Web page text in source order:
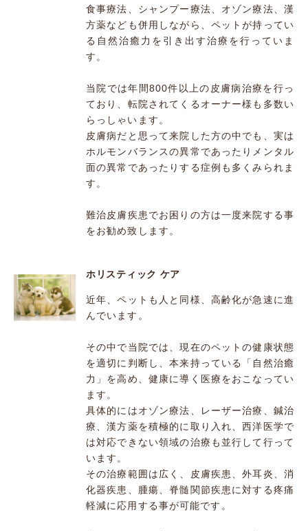
食事療法、シャンプー療法、オゾン療法、漢
方薬なども併用しながら、ペットが持ってい
る自然治癒力を引き出す治療を行っていま
す。
当院では年間800件以上の皮膚病治療を行っ
ており、転院されてくるオーナー様も多数い
らっしゃいます。
皮膚病だと思って来院した方の中でも、実は
ホルモンバランスの異常であったりメンタル
面の異常であったりする症例も多くみられま
す。
難治皮膚疾患でお困りの方は一度来院する事
をお勧め致します。
ホリスティック ケア
近年、ペットも人と同様、高齢化が急速に進
んでいます。
その中で当院では、現在のペットの健康状態
を適切に判断し、本来持っている「自然治癒
力」を高め、健康に導く医療をおこなってい
ます。
具体的にはオゾン療法、レーザー治療、鍼治
療、漢方薬を積極的に取り入れ、西洋医学で
は対応できない領域の治療も並行して行って
います。
その治療範囲は広く、皮膚疾患、外耳炎、消
化器疾患、腫瘍、脊髄関節疾患に対する疼痛
軽減に応用する事が可能です。